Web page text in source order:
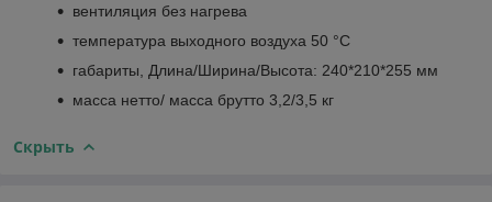
вентиляция без нагрева
температура выходного воздуха 50 °C
габариты, Длина/Ширина/Высота: 240*210*255 мм
масса нетто/ масса брутто 3,2/3,5 кг
Скрыть